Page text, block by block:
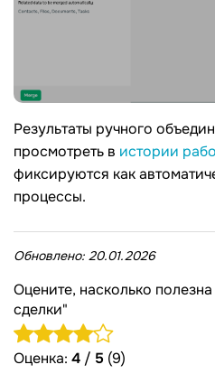
Результаты ручного
просмотреть в истории
фиксируются как
процессы.
Обновлено: 20.01.2026
Оцените, насколько
сделки"
Оценка: 4 / 5 (9)